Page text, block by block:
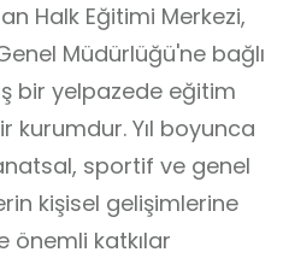
Halk Eğitimi Merkezi,
Müdürlüğü'ne bağlı
bir yelpazede eğitim
kurumdur. Yıl boyunca
sportif ve genel
kişisel gelişimlerine
önemli katkılar